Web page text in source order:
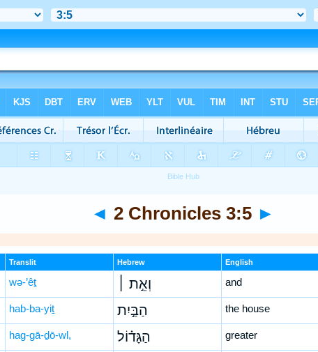
◄ 2 Chronicles 3:5 ►
Translit Hebrew English
wə-’êṯ וְאֵ֣ת ׀ and
hab-ba-yiṯ הַבַּ֣יִת the house
hag-gā-ḏō-wl, הַגָּד֗וֹל greater